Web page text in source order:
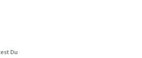
Du